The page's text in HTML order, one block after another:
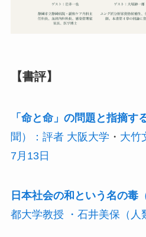
【書評】
「命と命」の問題と指摘す
聞）：評者 大阪大学 ・ 大竹
7月13日
日本社会の和という名の毒
都大学教授 ・石井美保（人